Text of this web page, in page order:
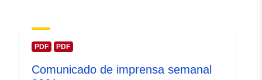
PDF PDF
Comunicado de imprensa semanal